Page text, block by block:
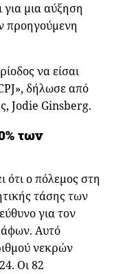
μια αύξηση
προηγούμενη
να είσαι
δήλωσε από
Jodie Ginsberg.
των
ότι ο πόλεμος στη
τάσης των
για τον
Αυτό
νεκρών
Οι 82